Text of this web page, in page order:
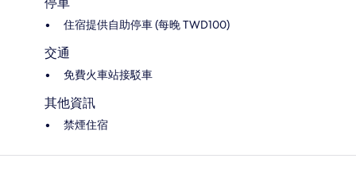
住宿提供自助停車 (每晚 TWD100)
交通
免費火車站接駁車
其他資訊
禁煙住宿